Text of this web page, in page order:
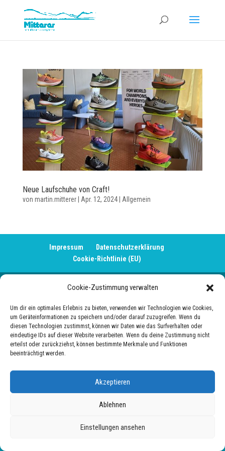
Cookie-Zustimmung verwalten
Um dir ein optimales Erlebnis zu bieten, verwenden wir Technologien wie Cookies,
um Geräteinformationen zu speichern und/oder darauf zuzugreifen. Wenn du
diesen Technologien zustimmst, können wir Daten wie das Surfverhalten oder
eindeutige IDs auf dieser Website verarbeiten. Wenn du deine Zustimmung nicht
erteilst oder zurückziehst, können bestimmte Merkmale und Funktionen
beeinträchtigt werden.
Akzeptieren
Ablehnen
Einstellungen ansehen
Neue Laufschuhe von Craft!
von martin.mitterer| Apr. 12, 2024| Allgemein
Impressum
Datenschutzerklärung
Cookie-Richtlinie (EU)